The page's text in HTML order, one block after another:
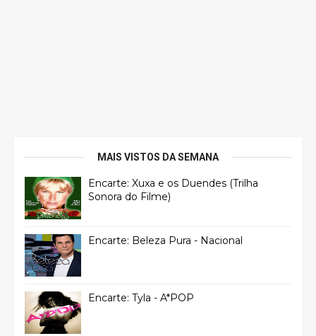
MAIS VISTOS DA SEMANA
Encarte: Xuxa e os Duendes (Trilha
Sonora do Filme)
Encarte: Beleza Pura - Nacional
Encarte: Tyla - A*POP